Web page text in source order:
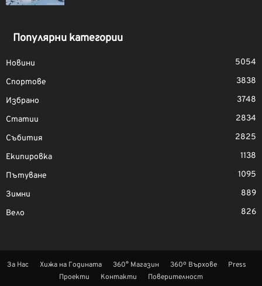
Популярни категории
Новини
5054
Спортове
3838
Избрано
3748
Статии
2834
Събития
2825
Екипировка
1138
Пътуване
1095
Зимни
889
Вело
826
За Нас Хижа на Годината 360° Магазин 360º Върхове
Press
Проекти
Контакти Поверителност